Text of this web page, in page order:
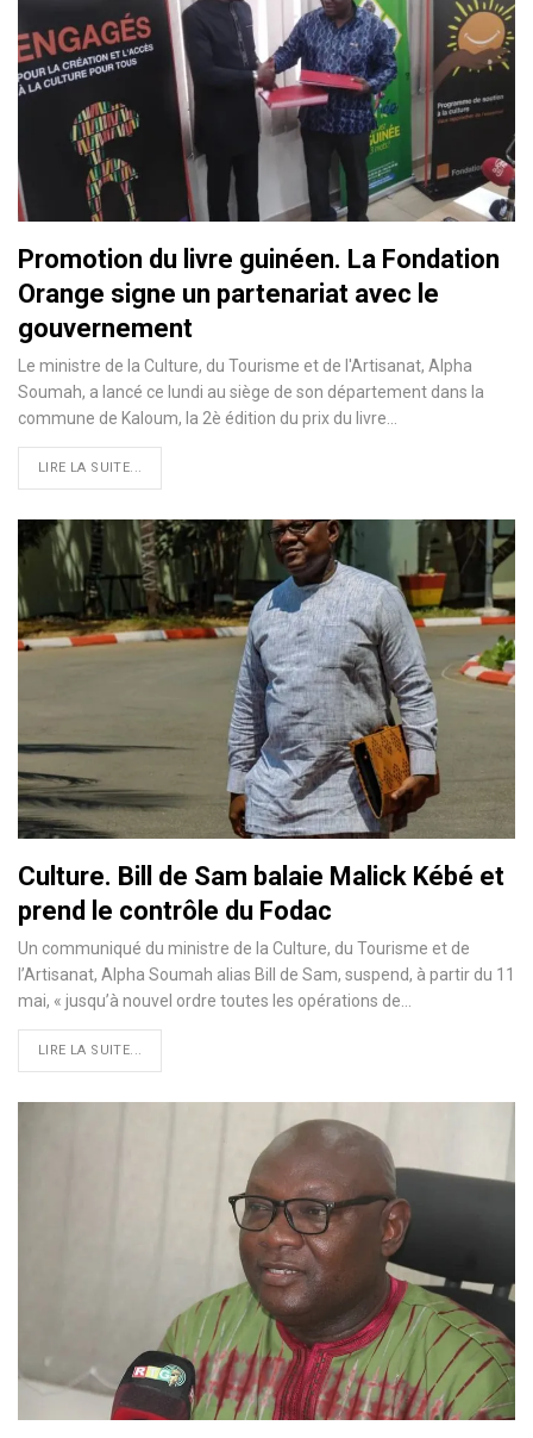
Promotion du livre guinéen. La Fondation
Orange signe un partenariat avec le
gouvernement
Le ministre de la Culture, du Tourisme et de l'Artisanat, Alpha
Soumah, a lancé ce lundi au siège de son département dans la
commune de Kaloum, la 2è édition du prix du livre…
LIRE LA SUITE...
Culture. Bill de Sam balaie Malick Kébé et
prend le contrôle du Fodac
Un communiqué du ministre de la Culture, du Tourisme et de
l’Artisanat, Alpha Soumah alias Bill de Sam, suspend, à partir du 11
mai, « jusqu’à nouvel ordre toutes les opérations de…
LIRE LA SUITE...